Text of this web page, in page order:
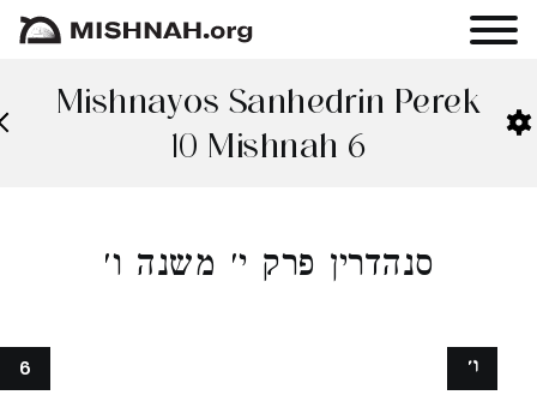
Mishnayos Sanhedrin Perek
10 Mishnah 6
סנהדרין פרק י׳ משנה ו׳
6 ו׳